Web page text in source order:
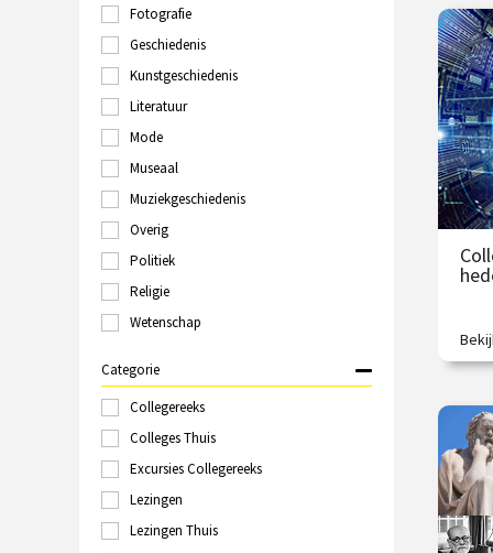
Frankrijk
Groningen
Haarlem
Kampen
Kopenhagen
Leeuwarden
Leiden
Londen
Online
Polen
Rotterdam
Schiedam
Sittard
Tallinn
Fotografie
Geschiedenis
Kunstgeschiedenis
Literatuur
Mode
Museaal
Muziekgeschiedenis
Overig
Politiek
Religie
Wetenschap
Categorie
Collegereeks
Colleges Thuis
Excursies Collegereeks
Lezingen
Lezingen Thuis
Wat
€
/